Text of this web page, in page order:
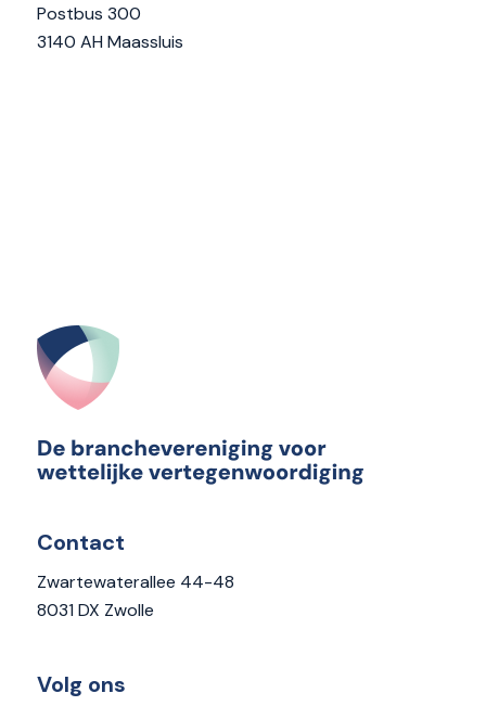
Postbus 300
3140 AH Maassluis
Contact
Zwartewaterallee 44-48
8031 DX Zwolle
Volg ons